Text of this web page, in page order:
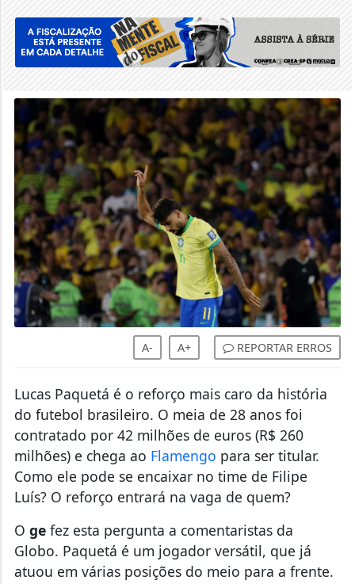
A- A+ REPORTAR ERROS
Lucas Paquetá é o reforço mais caro da história
do futebol brasileiro. O meia de 28 anos foi
contratado por 42 milhões de euros (R$ 260
milhões) e chega ao Flamengo para ser titular.
Como ele pode se encaixar no time de Filipe
Luís? O reforço entrará na vaga de quem?
O ge fez esta pergunta a comentaristas da
Globo. Paquetá é um jogador versátil, que já
atuou em várias posições do meio para a frente.